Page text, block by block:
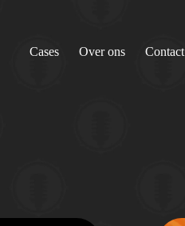
Cases Over ons Contact